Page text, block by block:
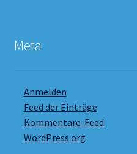
Meta
Anmelden
Feed der Einträge
Kommentare-Feed
WordPress.org